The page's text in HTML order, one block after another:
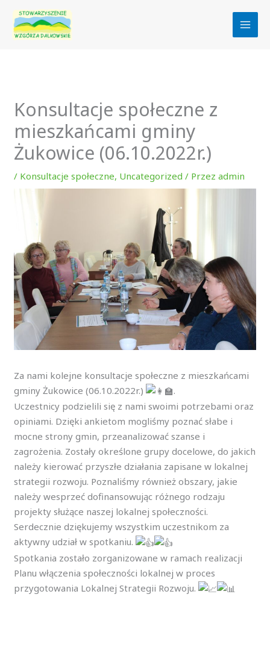
Przejdź
treści
Konsultacje społeczne z
mieszkańcami gminy
Żukowice (06.10.2022r.)
/ Konsultacje społeczne, Uncategorized / Przezadmin
Za nami kolejne konsultacje społeczne z mieszkańcami
gminy Żukowice (06.10.2022r.)
.
Uczestnicy podzielili się z nami swoimi potrzebami oraz
opiniami. Dzięki ankietom mogliśmy poznać słabe i
mocne strony gmin, przeanalizować szanse i
zagrożenia. Zostały określone grupy docelowe, do jakich
należy kierować przyszłe działania zapisane w lokalnej
strategii rozwoju. Poznaliśmy również obszary, jakie
należy wesprzeć dofinansowując różnego rodzaju
projekty służące naszej lokalnej społeczności.
Serdecznie dziękujemy wszystkim uczestnikom za
aktywny udział w spotkaniu.
Spotkania zostało zorganizowane w ramach realizacji
Planu włączenia społeczności lokalnej w proces
przygotowania Lokalnej Strategii Rozwoju.